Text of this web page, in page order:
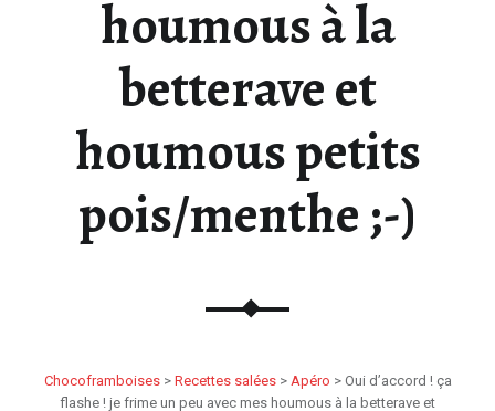
houmous à la
betterave et
houmous petits
pois/menthe ;-)
Chocoframboises> Recettes salées> Apéro > Oui d’accord ! ça
flashe ! je frime un peu avec mes houmous à la betterave et